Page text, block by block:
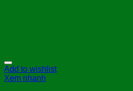
Add to wishlist
Xem nhanh